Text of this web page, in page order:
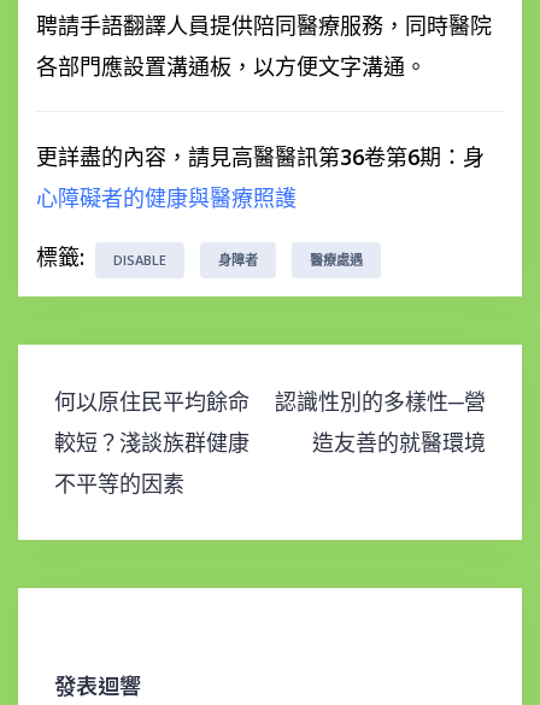
聘請手語翻譯人員提供陪同醫療服務，同時醫院
各部門應設置溝通板，以方便文字溝通。
更詳盡的內容，請見高醫醫訊第36卷第6期：身
心障礙者的健康與醫療照護
標籤: DISABLE 身障者 醫療處遇
文
章
導
覽
何以原住民平均餘命
較短？淺談族群健康
不平等的因素
認識性別的多樣性─營
造友善的就醫環境
發表迴響